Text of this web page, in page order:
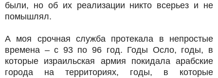
были, но об их реализации никто всерьез и не
помышлял.
А моя срочная служба протекала в непростые
времена – с 93 по 96 год. Годы Осло, годы, в
которые израильская армия покидала арабские
города на территориях, годы, в которые